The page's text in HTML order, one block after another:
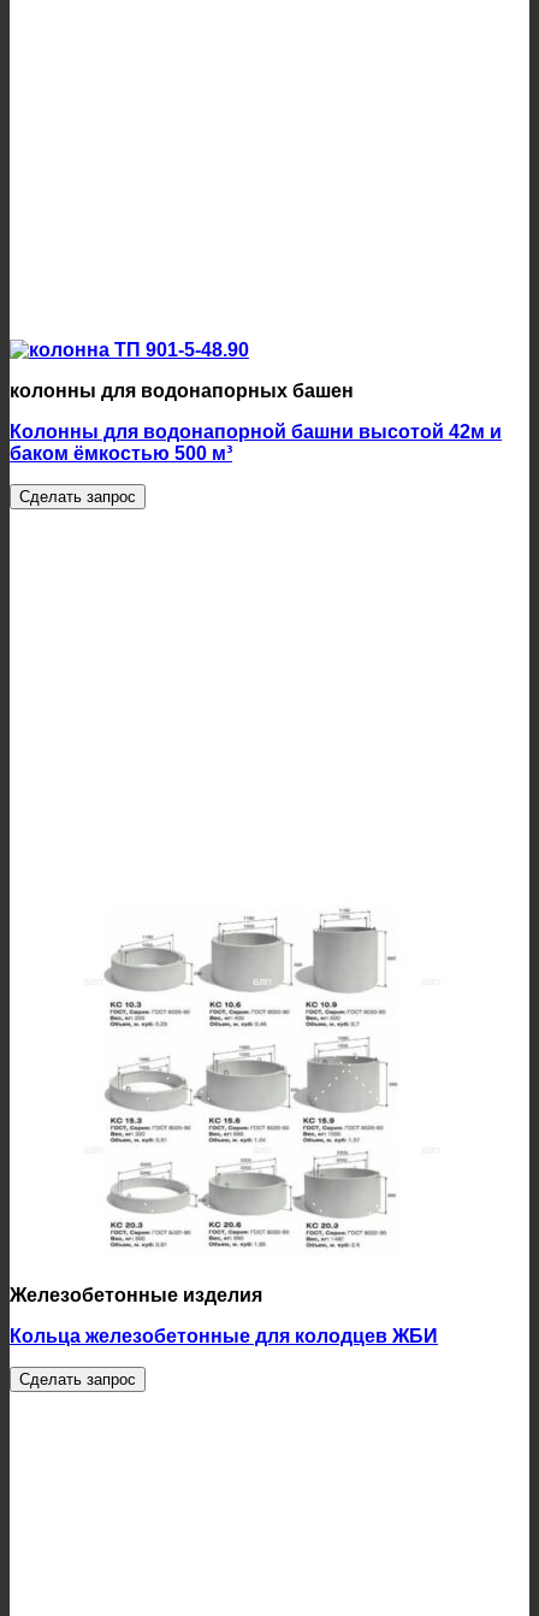
колонны для водонапорных башен
Колонны для водонапорной башни высотой 42м и
баком ёмкостью 500 м³
Сделать запрос
Железобетонные изделия
Кольца железобетонные для колодцев ЖБИ
Сделать запрос